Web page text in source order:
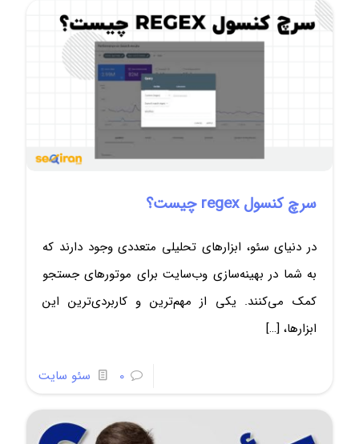
سرچ کنسول regex چیست؟
در دنیای سئو، ابزارهای تحلیلی متعددی وجود دارند که
به شما در بهینه‌سازی وب‌سایت برای موتورهای جستجو
کمک می‌کنند. یکی از مهم‌ترین و کاربردی‌ترین این
ابزارها، […]
0 سئو سایت